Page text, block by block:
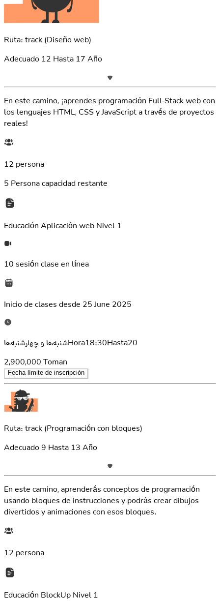
Ruta: track (Diseño web)
Adecuado 12 Hasta 17 Año
En este camino, ¡aprendes programación Full-Stack web con
los lenguajes HTML, CSS y JavaScript a través de proyectos
reales!
12 persona
5 Persona capacidad restante
Educación Aplicación web Nivel 1
10 sesión clase en línea
Inicio de clases desde 25 June 2025
شنبه‌ها و چهارشنبه‌هاHora18:30Hasta20
2,900,000 Toman
Fecha límite de inscripción
Ruta: track (Programación con bloques)
Adecuado9 Hasta 13 Año
En este camino, aprenderás conceptos de programación
usando bloques de instrucciones y podrás crear dibujos
divertidos y animaciones con esos bloques.
12 persona
Educación BlockUp Nivel 1